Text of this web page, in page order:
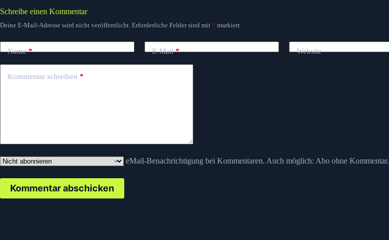
Schreibe einen Kommentar
Deine E-Mail-Adresse wird nicht veröffentlicht. Erforderliche Felder sind mit * markiert
Name* E-Mail* Website
Kommentar schreiben *
eMail-Benachrichtigung bei Kommentaren. Auch möglich: Abo ohne Kommentar.
Kommentar abschicken